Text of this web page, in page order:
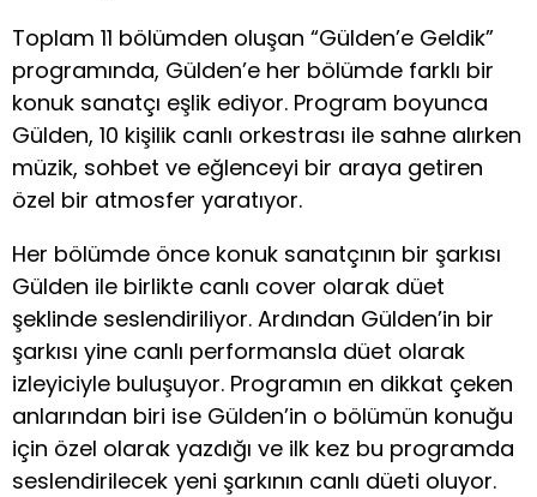
Toplam 11 bölümden oluşan “Gülden’e Geldik”
programında, Gülden’e her bölümde farklı bir
konuk sanatçı eşlik ediyor. Program boyunca
Gülden, 10 kişilik canlı orkestrası ile sahne alırken
müzik, sohbet ve eğlenceyi bir araya getiren
özel bir atmosfer yaratıyor.
Her bölümde önce konuk sanatçının bir şarkısı
Gülden ile birlikte canlı cover olarak düet
şeklinde seslendiriliyor. Ardından Gülden’in bir
şarkısı yine canlı performansla düet olarak
izleyiciyle buluşuyor. Programın en dikkat çeken
anlarından biri ise Gülden’in o bölümün konuğu
için özel olarak yazdığı ve ilk kez bu programda
seslendirilecek yeni şarkının canlı düeti oluyor.